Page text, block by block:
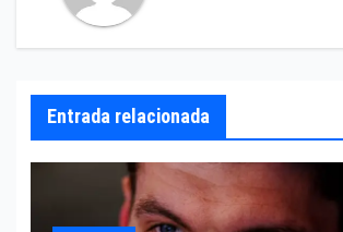
Entrada relacionada